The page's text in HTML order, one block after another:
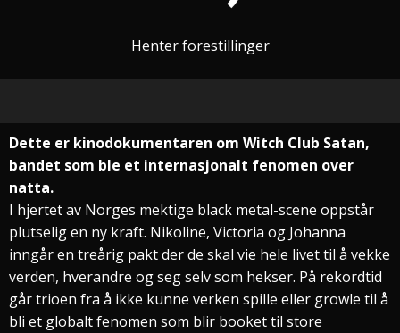
Henter forestillinger
Dette er kinodokumentaren om Witch Club Satan,
bandet som ble et internasjonalt fenomen over
natta.
I hjertet av Norges mektige black metal-scene oppstår
plutselig en ny kraft. Nikoline, Victoria og Johanna
inngår en treårig pakt der de skal vie hele livet til å vekke
verden, hverandre og seg selv som hekser. På rekordtid
går trioen fra å ikke kunne verken spille eller growle til å
bli et globalt fenomen som blir booket til store